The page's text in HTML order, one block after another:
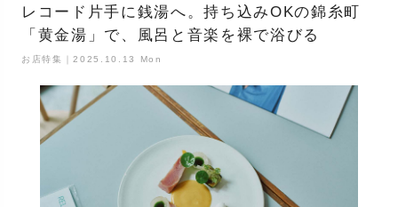
レコード片手に銭湯へ。持ち込みOKの錦糸町
「黄金湯」で、風呂と音楽を裸で浴びる
お店特集｜2025.10.13 Mon